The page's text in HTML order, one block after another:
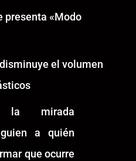
presenta «Modo
el volumen
la mirada
a quién
que ocurre